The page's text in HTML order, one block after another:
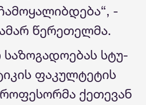
-
წერეთელმა.
სტუ-
ფაკულტეტის
ქეთევან